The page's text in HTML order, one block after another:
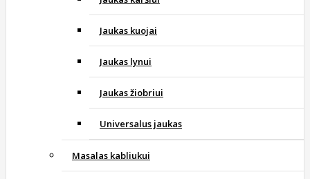
Jaukas kuojai
Jaukas lynui
Jaukas žiobriui
Universalus jaukas
Masalas kabliukui